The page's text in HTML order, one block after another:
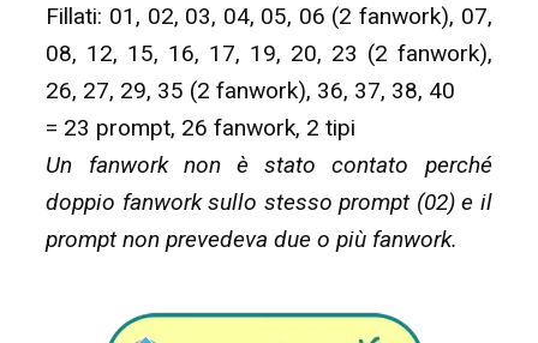
Fillati: 01, 02, 03, 04, 05, 06 (2 fanwork), 07,
08, 12, 15, 16, 17, 19, 20, 23 (2 fanwork),
26, 27, 29, 35 (2 fanwork), 36, 37, 38, 40
= 23 prompt, 26 fanwork, 2 tipi
Un fanwork non è stato contato perché
doppio fanwork sullo stesso prompt (02) e il
prompt non prevedeva due o più fanwork.